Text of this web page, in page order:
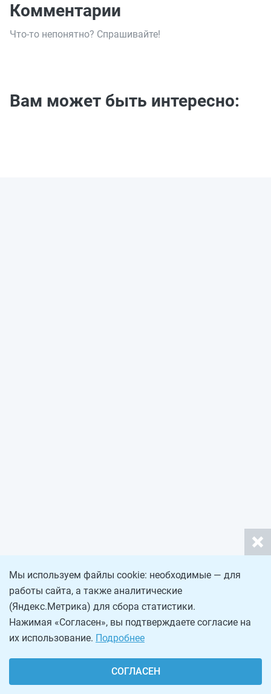
Комментарии
Что-то непонятно? Спрашивайте!
Вам может быть интересно:
Мы используем файлы cookie: необходимые — для
работы сайта, а также аналитические
(Яндекс.Метрика) для сбора статистики.
Нажимая «Согласен», вы подтверждаете согласие на
их использование. Подробнее
СОГЛАСЕН